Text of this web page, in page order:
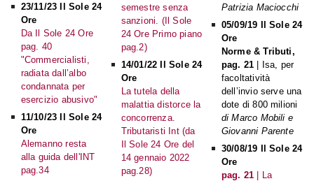
23/11/23 Il Sole 24
Ore
Da Il Sole 24 Ore
pag. 40
"Commercialisti,
radiata dall’albo
condannata per
esercizio abusivo"
11/10/23 Il Sole 24
Ore
Alemanno resta
alla guida dell'INT
pag.34
semestre senza
sanzioni. (Il Sole
24 Ore Primo piano
pag.2)
14/01/22 Il Sole 24
Ore
La tutela della
malattia distorce la
concorrenza.
Tributaristi Int (da
Il Sole 24 Ore del
14 gennaio 2022
pag.28)
Patrizia Maciocchi
05/09/19 Il Sole 24
Ore
Norme & Tributi,
pag. 21 | Isa, per
facoltatività
dell’invio serve una
dote di 800 milioni
di Marco Mobili e
Giovanni Parente
30/08/19 Il Sole 24
Ore
pag. 21 | La